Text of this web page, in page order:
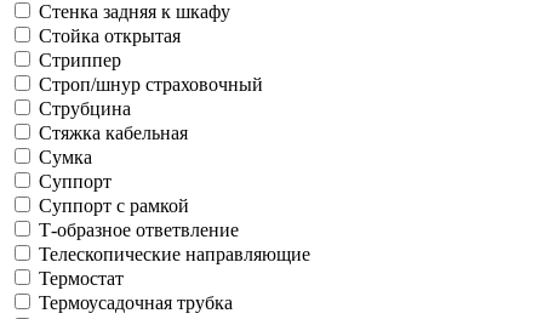
Стенка задняя к шкафу
Стойка открытая
Стриппер
Строп/шнур страховочный
Струбцина
Стяжка кабельная
Сумка
Суппорт
Суппорт с рамкой
Т-образное ответвление
Телескопические направляющие
Термостат
Термоусадочная трубка